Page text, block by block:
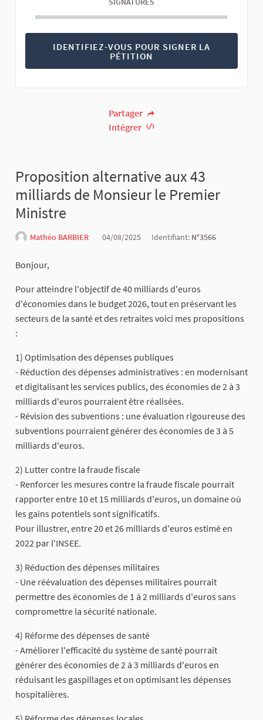
IDENTIFIEZ-VOUS POUR SIGNER LA
PÉTITION
Partager
Intégrer
Proposition alternative aux 43
milliards de Monsieur le Premier
Ministre
Mathéo BARBIER 04/08/2025 Identifiant: N°3566
Bonjour,
Pour atteindre l'objectif de 40 milliards d'euros
d'économies dans le budget 2026, tout en préservant les
secteurs de la santé et des retraites voici mes propositions
:
1) Optimisation des dépenses publiques
- Réduction des dépenses administratives : en modernisant
et digitalisant les services publics, des économies de 2 à 3
milliards d'euros pourraient être réalisées.
- Révision des subventions : une évaluation rigoureuse des
subventions pourraient générer des économies de 3 à 5
milliards d'euros.
2) Lutter contre la fraude fiscale
- Renforcer les mesures contre la fraude fiscale pourrait
rapporter entre 10 et 15 milliards d'euros, un domaine où
les gains potentiels sont significatifs.
Pour illustrer, entre 20 et 26 milliards d'euros estimé en
2022 par l'INSEE.
3) Réduction des dépenses militaires
- Une réévaluation des dépenses militaires pourrait
permettre des économies de 1 à 2 milliards d'euros sans
compromettre la sécurité nationale.
4) Réforme des dépenses de santé
- Améliorer l'efficacité du système de santé pourrait
générer des économies de 2 à 3 milliards d'euros en
réduisant les gaspillages et on optimisant les dépenses
hospitalières.